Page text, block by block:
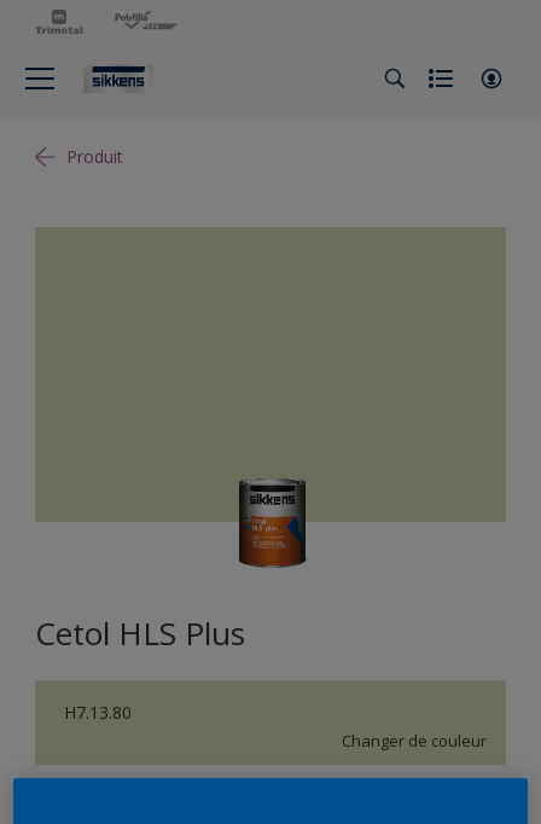
Produit
Cetol HLS Plus
H7.13.80
Changer de couleur